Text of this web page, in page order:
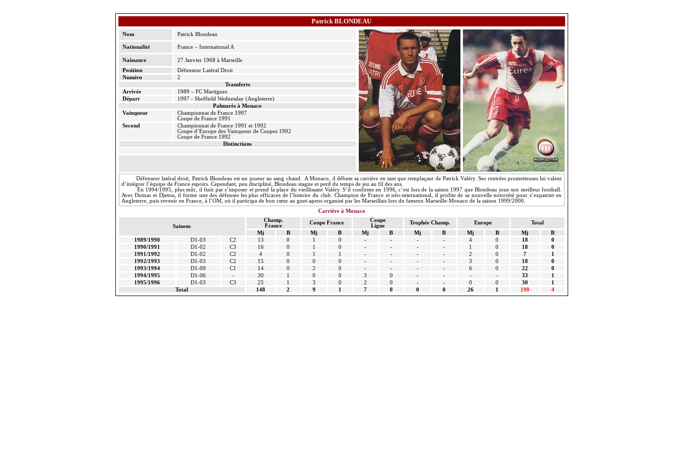
Patrick BLONDEAU
Nom Patrick Blondeau
Nationalité France – International A
Naissance
27 Janvier 1968 à Marseille
Position
Défenseur Latéral Droit
Numéro
2
Transferts
Arrivée
1989 – FC Martigues
Départ
1997 - Sheffield Wednesday(Angleterre)
Palmarès à Monaco
Vainqueur
Championnat de France 1997
Coupe de France 1991
Second
Championnat de France 1991 et 1992
Coupe d’Europe des Vainqueur de Coupes 1992
Coupe de France 1992
Distinctions
Défenseur latéral droit, Patrick Blondeau est un joueur au sang chaud. A Monaco, il débute sa carrière en tant que remplaçant de Patrick Valéry. Ses rentrées prometteuses lui valent
d’intégrer l’équipe de France espoirs. Cependant, peu discipliné, Blondeau stagne et perd du temps de jeu au fil des ans.
En 1994/1995, plus mûr, il finit par s’imposer et prend la place du vieillissant Valéry. S’il confirme en 1996, c’est lors de la saison 1997 que Blondeau joue son meilleur football.
Avec Dumas et Djetou, il forme une des défenses les plus efficaces de l’histoire du club. Champion de France et néo-international, il profite de sa nouvelle notoriété pour s’expatrier en
Angleterre, puis revenir en France, à l’OM, où il participa de bon cœur au guet-apens organisé par les Marseillais lors du fameux Marseille-Monaco de la saison 1999/2000.
Carrière à Monaco
Saisons
Champ.
France
Coupe France
Coupe
Ligue
Trophée Champ. Europe
Total
Mj
B Mj B Mj B Mj B Mj B Mj
B
1989/1990
D1-03 C2 13 0 1 0 - - - - 4 0 18
0
1990/1991
D1-02 C3 16 0 1 0 - - - - 1 0 18
0
1991/1992
D1-02 C2 4 0 1 1 - - - - 2 0 7
1
1992/1993
D1-03 C2 15 0 0 0 - - - - 3 0 18
0
1993/1994
D1-09 C1 14 0 2 0 - - - - 6 0 22
0
1994/1995
D1-06 - 30 1 0 0 3 0 - - - - 33
1
1995/1996
D1-03 C3 25 1 3 0 2 0 - - 0 0 30
1
Total
148 2 9 1 7 0 0 0 26 1 190 4